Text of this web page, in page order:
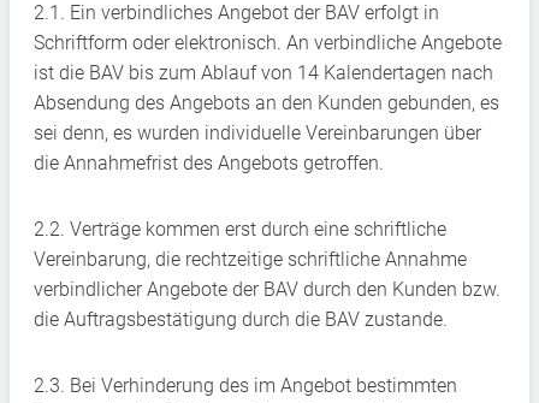
2.1. Ein verbindliches Angebot der BAV erfolgt in
Schriftform oder elektronisch. An verbindliche Angebote
ist die BAV bis zum Ablauf von 14 Kalendertagen nach
Absendung des Angebots an den Kunden gebunden, es
sei denn, es wurden individuelle Vereinbarungen über
die Annahmefrist des Angebots getroffen.
2.2. Verträge kommen erst durch eine schriftliche
Vereinbarung, die rechtzeitige schriftliche Annahme
verbindlicher Angebote der BAV durch den Kunden bzw.
die Auftragsbestätigung durch die BAV zustande.
2.3. Bei Verhinderung des im Angebot bestimmten